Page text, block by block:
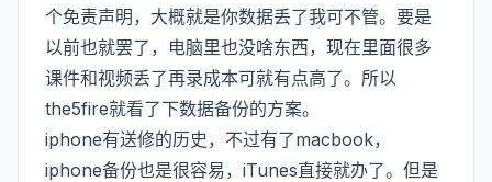
个免责声明，大概就是你数据丢了我可不管。要是
以前也就罢了，电脑里也没啥东西，现在里面很多
课件和视频丢了再录成本可就有点高了。所以
the5fire就看了下数据备份的方案。
iphone有送修的历史，不过有了macbook，
iphone备份也是很容易，iTunes直接就办了。但是